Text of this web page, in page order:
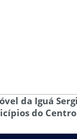
da Iguá
do Centro